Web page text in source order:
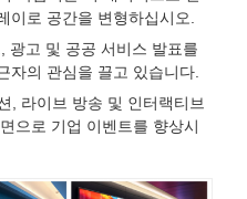
이로 공간을 변형하십시오.
광고 및 공공 서비스 발표를
자의 관심을 끌고 있습니다.
, 라이브 방송 및 인터랙티브
으로 기업 이벤트를 향상시